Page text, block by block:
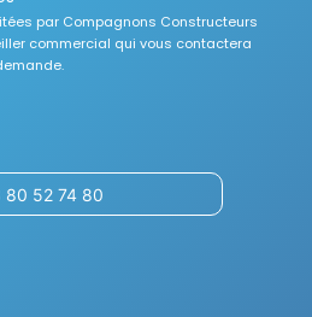
par Compagnons Constructeurs
commercial qui vous contactera
80 52 74 80